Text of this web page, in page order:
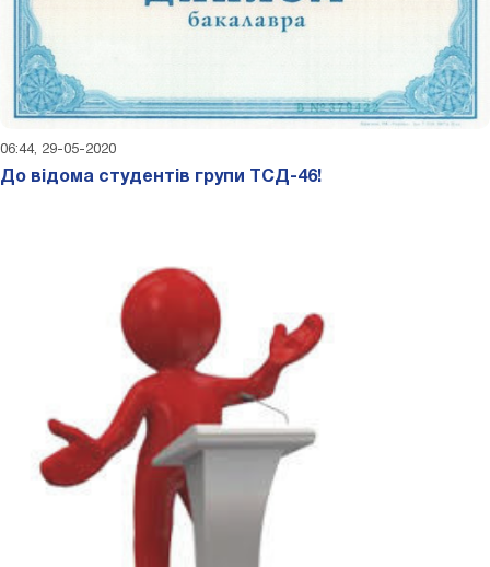
06:44, 29-05-2020
До відома студентів групи ТСД-46!